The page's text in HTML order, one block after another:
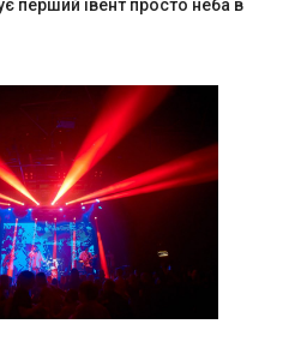
перший івент просто неба в